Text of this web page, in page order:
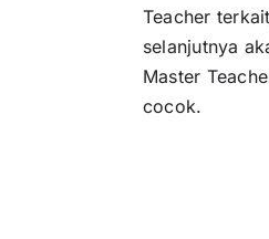
Teacher
selanjutnya
Master
cocok.